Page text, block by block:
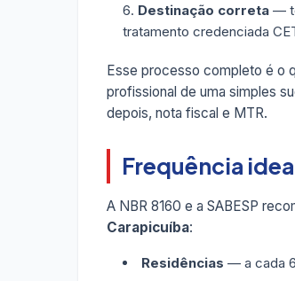
Destinação correta—
tratamento credenciada
Esse processo completo é o
profissional de uma simples
depois, nota fiscal e MTR.
Frequência
A NBR 8160 e a SABESP
Carapicuíba:
Residências — a cada